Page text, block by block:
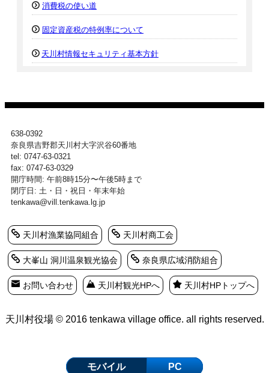
消費税の使い道
固定資産税の特例率について
天川村情報セキュリティ基本方針
638-0392
奈良県吉野郡天川村大字沢谷60番地
tel: 0747-63-0321
fax: 0747-63-0329
開庁時間: 午前8時15分〜午後5時まで
閉庁日: 土・日・祝日・年末年始
tenkawa@vill.tenkawa.lg.jp
天川村漁業協同組合 天川村商工会
大峯山 洞川温泉観光協会 奈良県広域消防組合
お問い合わせ 天川村観光HPへ 天川村HPトップへ
天川村役場 © 2016 tenkawa village office. all rights reserved.
モバイル PC